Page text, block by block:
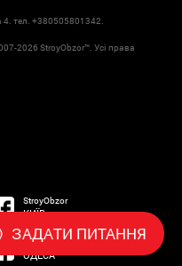
ЗАДАТИ ПИТАННЯ
4. тел. +380505801342.
2026 StroyObzor™. Усі права
StroyObzor
КИЇВ
StroyObzor
ОДЕСА